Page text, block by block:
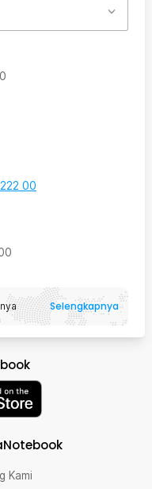
00
Selengkapnya
Kami